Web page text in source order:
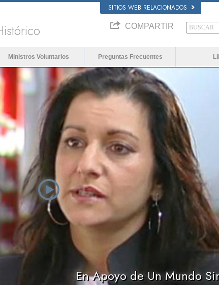
SITIOS WEB RELACIONADOS
COMPARTIR
Ministros Voluntarios Preguntas Frecuentes
En Apoyo de Un Mundo